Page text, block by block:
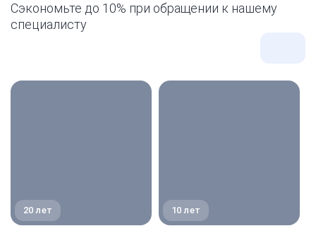
Сэкономьте до 10% при обращении к нашему
специалисту
20 лет 10 лет